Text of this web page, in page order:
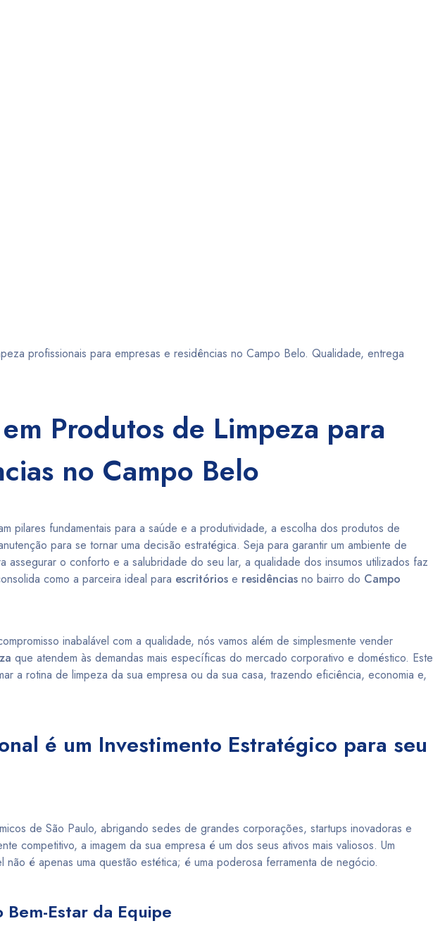
profissionais para empresas e residências no Campo Belo. Qualidade, entrega
Produtos de Limpeza para
no Campo Belo
pilares fundamentais para a saúde e a produtividade, a escolha dos produtos de
para se tornar uma decisão estratégica. Seja para garantir um ambiente de
assegurar o conforto e a salubridade do seu lar, a qualidade dos insumos utilizados faz
como a parceira ideal para escritórios e residências no bairro do Campo
inabalável com a qualidade, nós vamos além de simplesmente vender
que atendem às demandas mais específicas do mercado corporativo e doméstico. Este
a rotina de limpeza da sua empresa ou da sua casa, trazendo eficiência, economia e,
é um Investimento Estratégico para seu
de São Paulo, abrigando sedes de grandes corporações, startups inovadoras e
competitivo, a imagem da sua empresa é um dos seus ativos mais valiosos. Um
é apenas uma questão estética; é uma poderosa ferramenta de negócio.
Estar da Equipe